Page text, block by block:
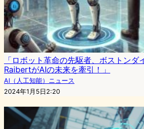
「ロボット革命の先駆者、ボストン
RaibertがAIの未来を牽引！」
AI（人工知能）ニュース
2024年1月5日2:20